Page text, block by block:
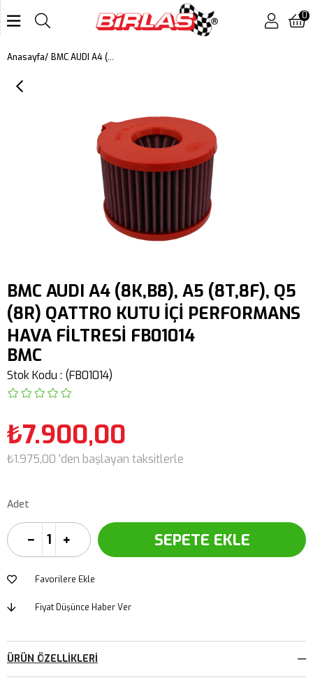
0
Anasayfa BMC AUDI A4 (8K,B8), A5 (8T,8F), Q5 (8R) QATTRO KUTU İÇİ PERFORMANS HAVA FİLTRESİ FB01014
BMC AUDI A4 (8K,B8), A5 (8T,8F), Q5
(8R) QATTRO KUTU İÇİ PERFORMANS
HAVA FİLTRESİ FB01014
BMC
Stok Kodu (FB01014)
₺7.900,00
₺1.975,00 'den başlayan taksitlerle
Adet
Favorilere Ekle
Fiyat Düşünce Haber Ver
ÜRÜN ÖZELLIKLERI